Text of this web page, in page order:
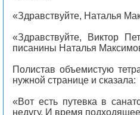
«Здравствуйте, Наталья
«Здравствуйте, Виктор
писанины Наталья
Полистав объемистую
нужной странице и сказала:
«Вот есть путевка в
недугу. И время